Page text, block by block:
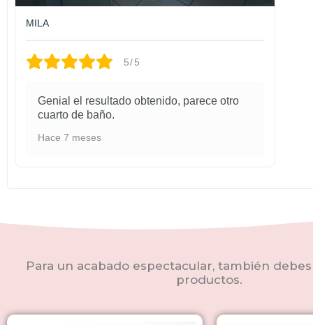
MILA
5/5
Genial el resultado obtenido, parece otro
cuarto de baño.
Hace 7 meses
Para un acabado espectacular, también
productos.